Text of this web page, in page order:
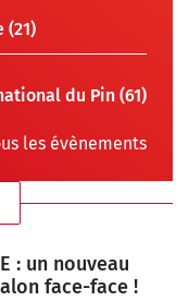
(21)
du Pin (61)
les évènements
: un nouveau
face-face !